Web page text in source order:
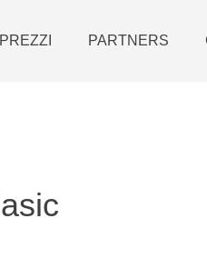
PREZZI PARTNERS